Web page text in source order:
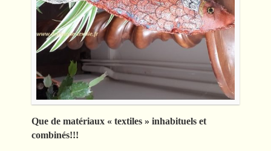
Que de matériaux « textiles » inhabituels et
combinés!!!